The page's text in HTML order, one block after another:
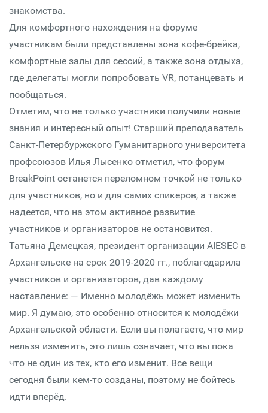
знакомства.
Для комфортного нахождения на форуме
участникам были представлены зона кофе-брейка,
комфортные залы для сессий, а также зона отдыха,
где делегаты могли попробовать VR, потанцевать и
пообщаться.
Отметим, что не только участники получили новые
знания и интересный опыт! Старший преподаватель
Санкт-Петербуржского Гуманитарного университета
профсоюзов Илья Лысенко отметил, что форум
BreakPoint останется переломном точкой не только
для участников, но и для самих спикеров, а также
надеется, что на этом активное развитие
участников и организаторов не остановится.
Татьяна Демецкая, президент организации AIESEC в
Архангельске на срок 2019-2020 гг., поблагодарила
участников и организаторов, дав каждому
наставление: — Именно молодёжь может изменить
мир. Я думаю, это особенно относится к молодёжи
Архангельской области. Если вы полагаете, что мир
нельзя изменить, это лишь означает, что вы пока
что не один из тех, кто его изменит. Все вещи
сегодня были кем-то созданы, поэтому не бойтесь
идти вперёд.